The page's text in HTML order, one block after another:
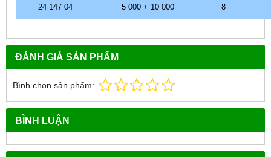
24 147 04 5 000 + 10 000 8
ĐÁNH GIÁ SẢN PHẨM
Bình chọn sản phẩm:
BÌNH LUẬN